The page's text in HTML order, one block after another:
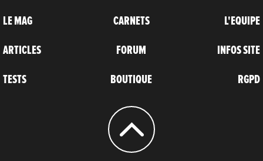
LE MAG
ARTICLES
TESTS
CARNETS
FORUM
BOUTIQUE
L'EQUIPE
INFOS SITE
RGPD